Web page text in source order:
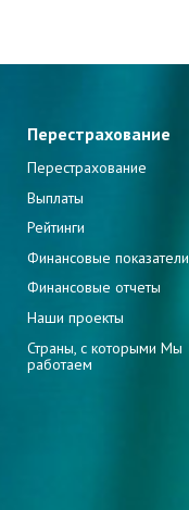
Перестрахование
Перестрахование
Выплаты
Рейтинги
Финансовые показатели
Финансовые отчеты
Наши проекты
Страны, с которыми Мы
работаем